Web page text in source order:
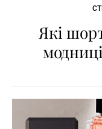
Які